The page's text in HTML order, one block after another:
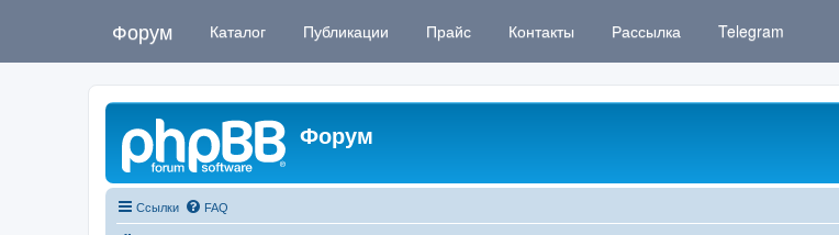
Форум Каталог Публикации Прайс Контакты Рассылка Telegram
Форум
Ссылки FAQ